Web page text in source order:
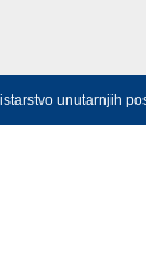
unutarnjih